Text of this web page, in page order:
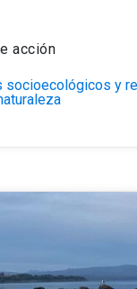
acción
socioecológicos y